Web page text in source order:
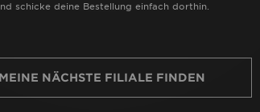
schicke deine Bestellung einfach dorthin.
MEINE NÄCHSTE FILIALE FINDEN